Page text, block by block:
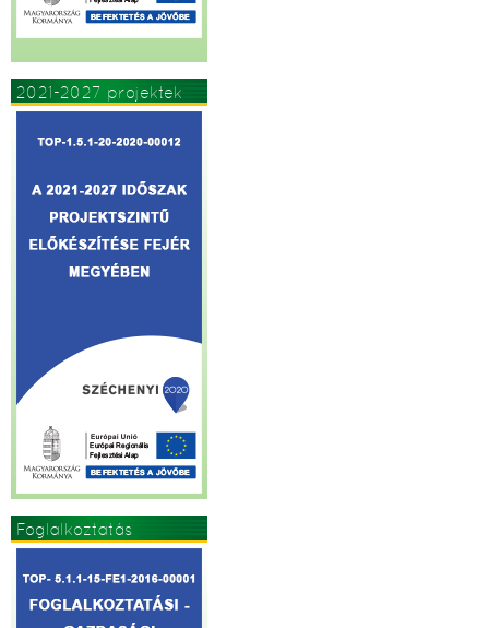
2021-2027 projektek
Foglalkoztatás